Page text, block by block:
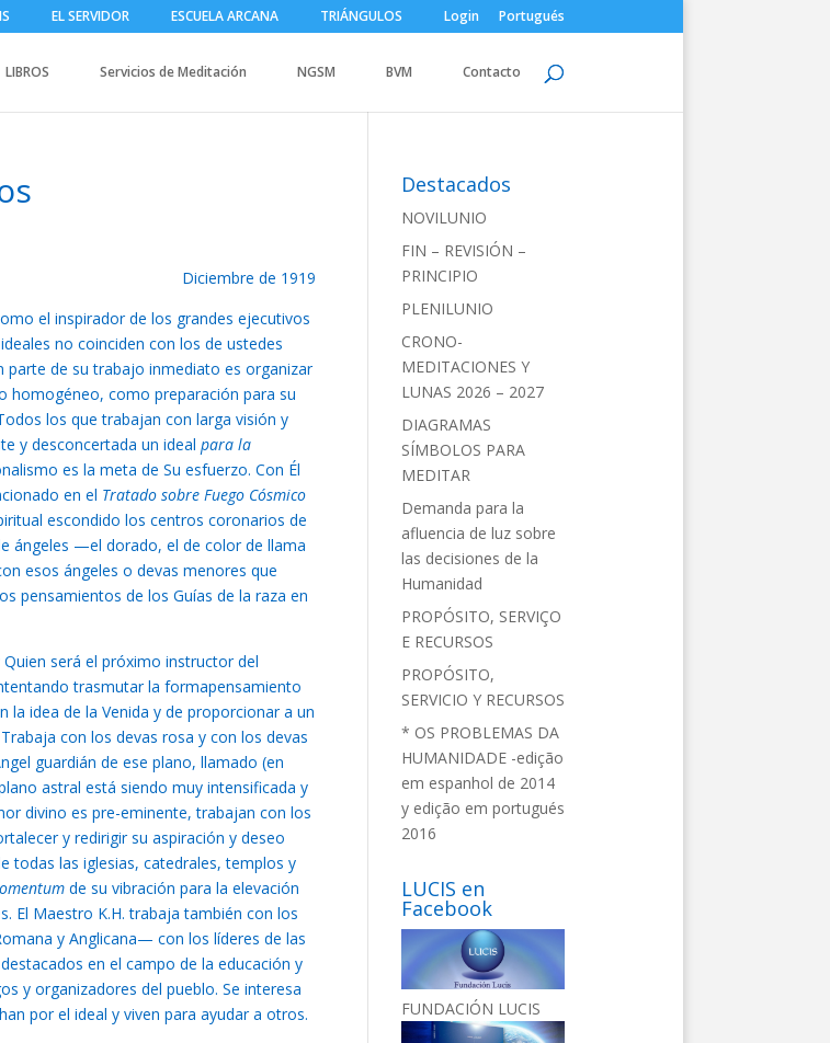
EL SERVIDOR ESCUELA ARCANA TRIÁNGULOS Login Portugués
LIBROS Servicios de Meditación NGSM BVM Contacto
Diciembre de 1919
el inspirador de los grandes ejecutivos
no coinciden con los de ustedes
parte de su trabajo inmediato es organizar
homogéneo, como preparación para su
los que trabajan con larga visión y
y desconcertada un ideal para la
es la meta de Su esfuerzo. Con Él
en el Tratado sobre Fuego Cósmico
escondido los centros coronarios de
ángeles —el dorado, el de color de llama
esos ángeles o devas menores que
pensamientos de los Guías de la raza en
será el próximo instructor del
trasmutar la formapensamiento
idea de la Venida y de proporcionar a un
con los devas rosa y con los devas
guardián de ese plano, llamado (en
astral está siendo muy intensificada y
divino es pre-eminente, trabajan con los
y redirigir su aspiración y deseo
todas las iglesias, catedrales, templos y
de su vibración para la elevación
El Maestro K.H. trabaja también con los
y Anglicana— con los líderes de las
en el campo de la educación y
y organizadores del pueblo. Se interesa
por el ideal y viven para ayudar a otros.
Destacados
NOVILUNIO
FIN – REVISIÓN –
PRINCIPIO
PLENILUNIO
CRONO-
MEDITACIONES Y
LUNAS 2026 – 2027
DIAGRAMAS
SÍMBOLOS PARA
MEDITAR
Demanda para la
afluencia de luz sobre
las decisiones de la
Humanidad
PROPÓSITO, SERVIÇO
E RECURSOS
PROPÓSITO,
SERVICIO Y RECURSOS
* OS PROBLEMAS DA
HUMANIDADE -edição
em espanhol de 2014
y edição em portugués
2016
LUCIS en
Facebook
FUNDACIÓN LUCIS